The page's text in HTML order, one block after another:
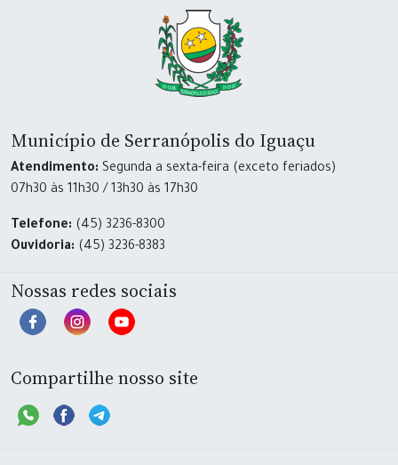
Município de Serranópolis do Iguaçu
Atendimento: Segunda a sexta-feira (exceto feriados)
07h30 às 11h30 / 13h30 às 17h30
Telefone: (45) 3236-8300
Ouvidoria: (45) 3236-8383
Nossas redes sociais
Compartilhe nosso site